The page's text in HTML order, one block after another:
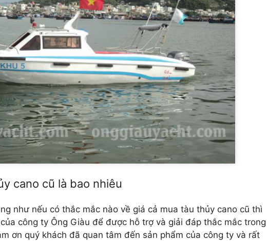
cano cũ là bao nhiêu
như nếu có thắc mắc nào về giá cả mua tàu thủy cano cũ thì
công ty Ông Giàu để được hỗ trợ và giải đáp thắc mắc trong
ơn quý khách đã quan tâm đến sản phẩm của công ty và rất